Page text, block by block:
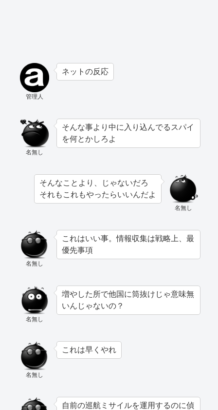
管理人
ネットの反応
名無し
そんな事より中に入り込んでるスパイ
を何とかしろよ
名無し
そんなことより、じゃないだろ
それもこれもやったらいいんだよ
名無し
これはいい事。情報収集は戦略上、最
優先事項
名無し
増やした所で他国に筒抜けじゃ意味無
いんじゃないの？
名無し
これは早くやれ
自前の巡航ミサイルを運用するのに偵